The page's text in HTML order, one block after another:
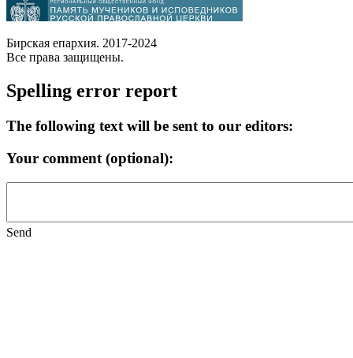
Бирская епархия. 2017-2024
Все права защищены.
Spelling error report
The following text will be sent to our editors:
Your comment (optional):
Send